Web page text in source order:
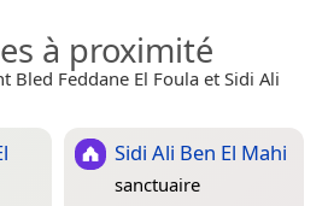
à proximité
Bled Feddane El Foula et Sidi Ali
Sidi Ali Ben El Mahi
sanctuaire